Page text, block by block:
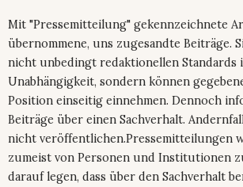
Mit "Pressemitteilung" gekennzeichnete
übernommene, uns zugesandte Beiträge.
nicht unbedingt redaktionellen Standards
Unabhängigkeit, sondern können
Position einseitig einnehmen. Dennoch
Beiträge über einen Sachverhalt.
nicht veröffentlichen.Pressemitteilungen
zumeist von Personen und Institutionen
darauf legen, dass über den Sachverhalt